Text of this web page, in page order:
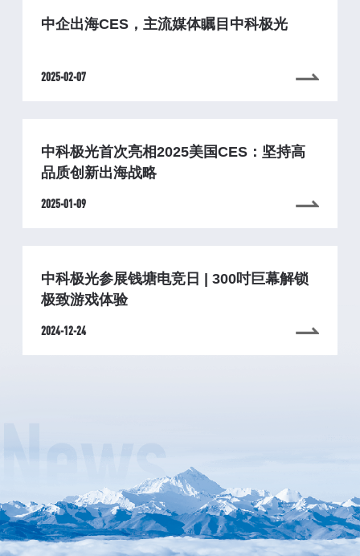
中企出海CES，主流媒体瞩目中科极光
2025-02-07
中科极光首次亮相2025美国CES：坚持高
品质创新出海战略
2025-01-09
中科极光参展钱塘电竞日 | 300吋巨幕解锁
极致游戏体验
2024-12-24